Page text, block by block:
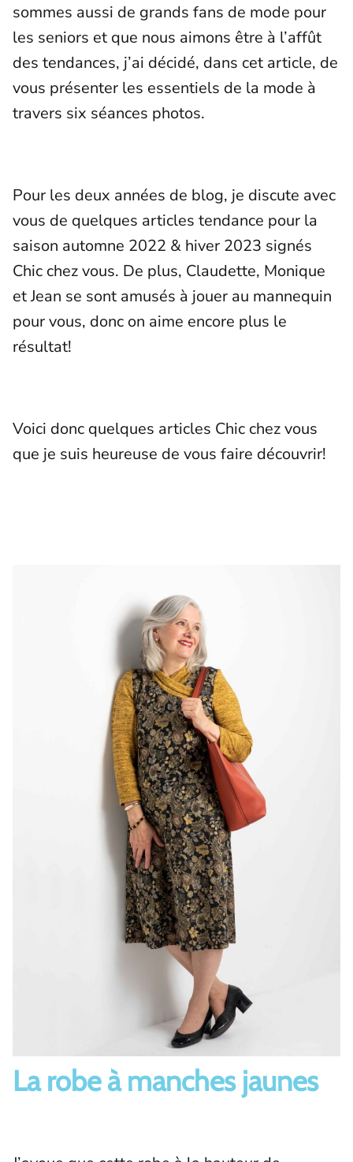
sommes aussi de grands fans de mode pour
les seniors et que nous aimons être à l’affût
des tendances, j’ai décidé, dans cet article, de
vous présenter les essentiels de la mode à
travers six séances photos.
Pour les deux années de blog, je discute avec
vous de quelques articles tendance pour la
saison automne 2022 & hiver 2023 signés
Chic chez vous. De plus, Claudette, Monique
et Jean se sont amusés à jouer au mannequin
pour vous, donc on aime encore plus le
résultat!
Voici donc quelques articles Chic chez vous
que je suis heureuse de vous faire découvrir!
La robe à manches jaunes